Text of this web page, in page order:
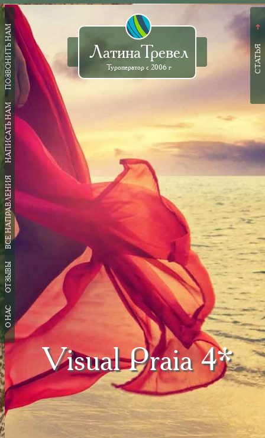
ЛатинаТревел
Туроператор с 2006 г
ПОЗВОНИТЬ НАМ
НАПИСАТЬ НАМ
ВСЕ НАПРАВЛЕНИЯ
ОТЗЫВЫ
О НАС
➜
СТАТЬЯ
Visual Praia 4*